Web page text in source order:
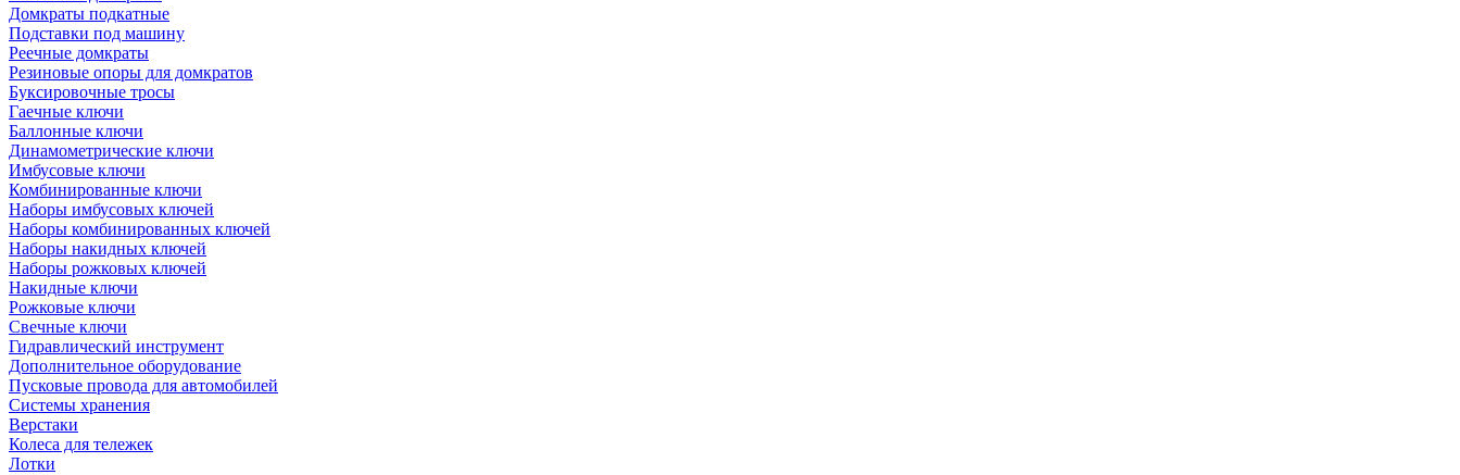
Домкраты подкатные
Подставки под машину
Реечные домкраты
Резиновые опоры для домкратов
Буксировочные тросы
Гаечные ключи
Баллонные ключи
Динамометрические ключи
Имбусовые ключи
Комбинированные ключи
Наборы имбусовых ключей
Наборы комбинированных ключей
Наборы накидных ключей
Наборы рожковых ключей
Накидные ключи
Рожковые ключи
Свечные ключи
Гидравлический инструмент
Дополнительное оборудование
Пусковые провода для автомобилей
Системы хранения
Верстаки
Колеса для тележек
Лотки